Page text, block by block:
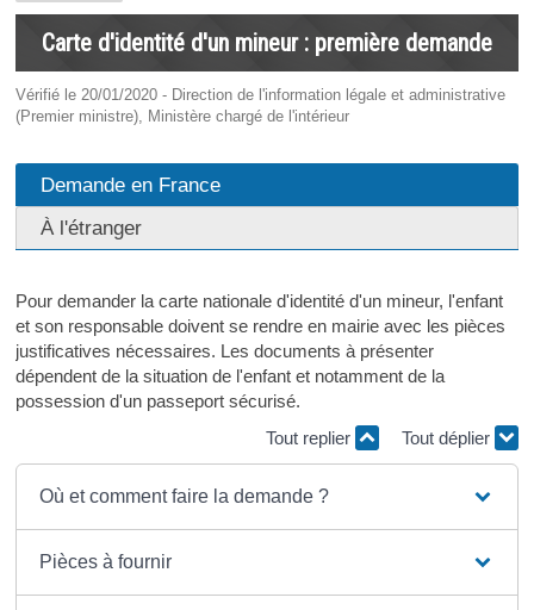
Carte d'identité d'un mineur : première demande
Vérifié le 20/01/2020 - Direction de l'information légale et administrative
(Premier ministre), Ministère chargé de l'intérieur
Demande en France
À l'étranger
Pour demander la carte nationale d'identité d'un mineur, l'enfant
et son responsable doivent se rendre en mairie avec les pièces
justificatives nécessaires. Les documents à présenter
dépendent de la situation de l'enfant et notamment de la
possession d'un passeport sécurisé.
Tout replier
Tout déplier
Où et comment faire la demande ?
Pièces à fournir